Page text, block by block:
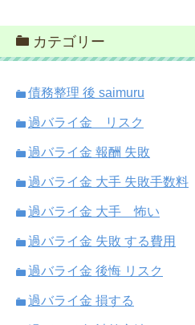
カテゴリー
債務整理 後 saimuru
過バライ金 リスク
過バライ金 報酬 失敗
過バライ金 大手 失敗手数料
過バライ金 大手 怖い
過バライ金 失敗 する費用
過バライ金 後悔 リスク
過バライ金 損する